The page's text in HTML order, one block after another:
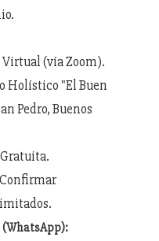
(vía Zoom).
Holístico "El Buen
Pedro, Buenos